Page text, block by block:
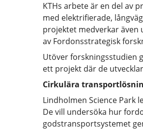
KTHs arbete är en del av
med elektrifierade,
projektet medverkar även
av Fordonsstrategisk
Utöver forskningsstudien
ett projekt där de
Cirkulära
Lindholmen Science Park
De vill undersöka hur
godstransportsystemet